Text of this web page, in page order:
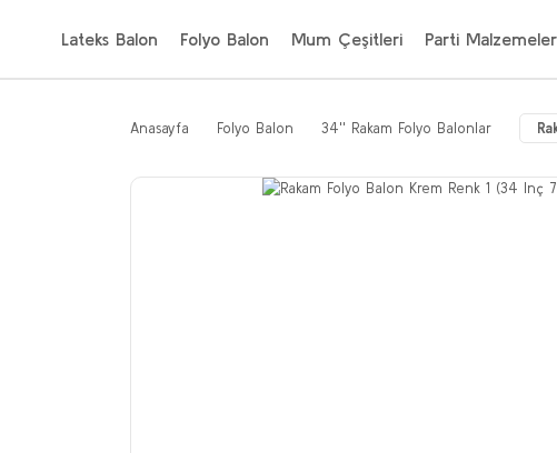
Lateks Balon Folyo Balon Mum Çeşitleri Parti
Anasayfa Folyo Balon 34'' Rakam Folyo Balonlar